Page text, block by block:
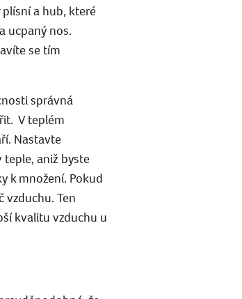
a hub, které
ucpaný nos.
se tím
správná
V teplém
Nastavte
teple, aniž byste
k množení. Pokud
vzduchu. Ten
kvalitu vzduchu u